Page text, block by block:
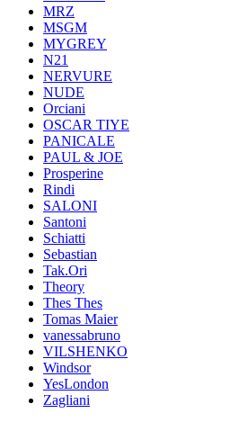
MRZ
MSGM
MYGREY
N21
NERVURE
NUDE
Orciani
OSCAR TIYE
PANICALE
PAUL & JOE
Prosperine
Rindi
SALONI
Santoni
Schiatti
Sebastian
Tak.Ori
Theory
Thes Thes
Tomas Maier
vanessabruno
VILSHENKO
Windsor
YesLondon
Zagliani